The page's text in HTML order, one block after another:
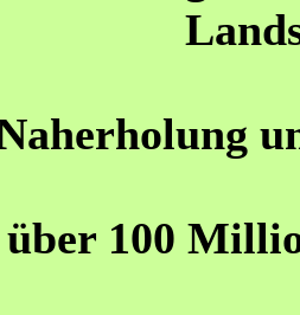
über 100